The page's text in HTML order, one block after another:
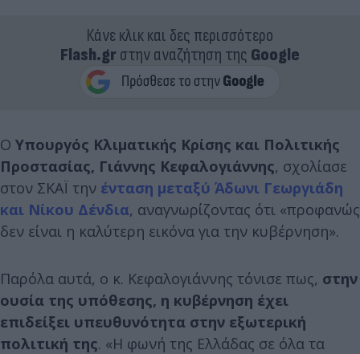
Κάνε κλικ και δες περισσότερο
Flash.grστην αναζήτηση της Google
Ο Υπουργός Κλιματικής Κρίσης και Πολιτικής
Προστασίας, Γιάννης Κεφαλογιάννης, σχολίασε
στον ΣΚΑΪ την ένταση μεταξύ Άδωνι Γεωργιάδη
και Νίκου Δένδια, αναγνωρίζοντας ότι «προφανώς
δεν είναι η καλύτερη εικόνα για την κυβέρνηση».
Παρόλα αυτά, ο κ. Κεφαλογιάννης τόνισε πως, στην
ουσία της υπόθεσης, η κυβέρνηση έχει
επιδείξει υπευθυνότητα στην εξωτερική
πολιτική της. «Η φωνή της Ελλάδας σε όλα τα